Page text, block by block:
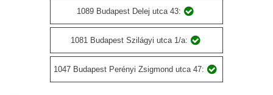
1089 Budapest Delej utca 43:
1081 Budapest Szilágyi utca 1/a:
1047 Budapest Perényi Zsigmond utca 47: